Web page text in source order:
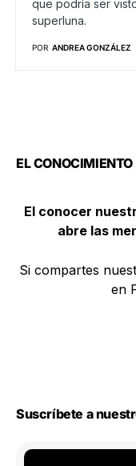
que podría ser
superluna.
POR ANDREA GONZÁLEZ
EL
El conocer
abre las
Si compartes
en
Suscríbete a